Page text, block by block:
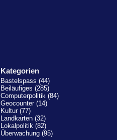
Kategorien
Bastelspass (44)
Beiläufiges (285)
Computerpolitik (84)
Geocounter (14)
Kultur (77)
Landkarten (32)
Lokalpolitik (82)
Überwachung (95)